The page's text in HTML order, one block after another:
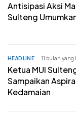
Antisipasi Aksi
Sulteng
HEADLINE 11 bulan yang
Ketua MUI
Sampaikan
Kedamaian